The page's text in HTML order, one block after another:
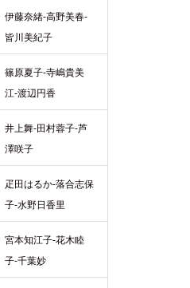
伊藤奈緒-高野美春-
皆川美紀子
篠原夏子-寺嶋貴美
江-渡辺円香
井上舞-田村蓉子-芦
澤咲子
疋田はるか-落合志保
子-水野日香里
宮本知江子-花木睦
子-千葉妙